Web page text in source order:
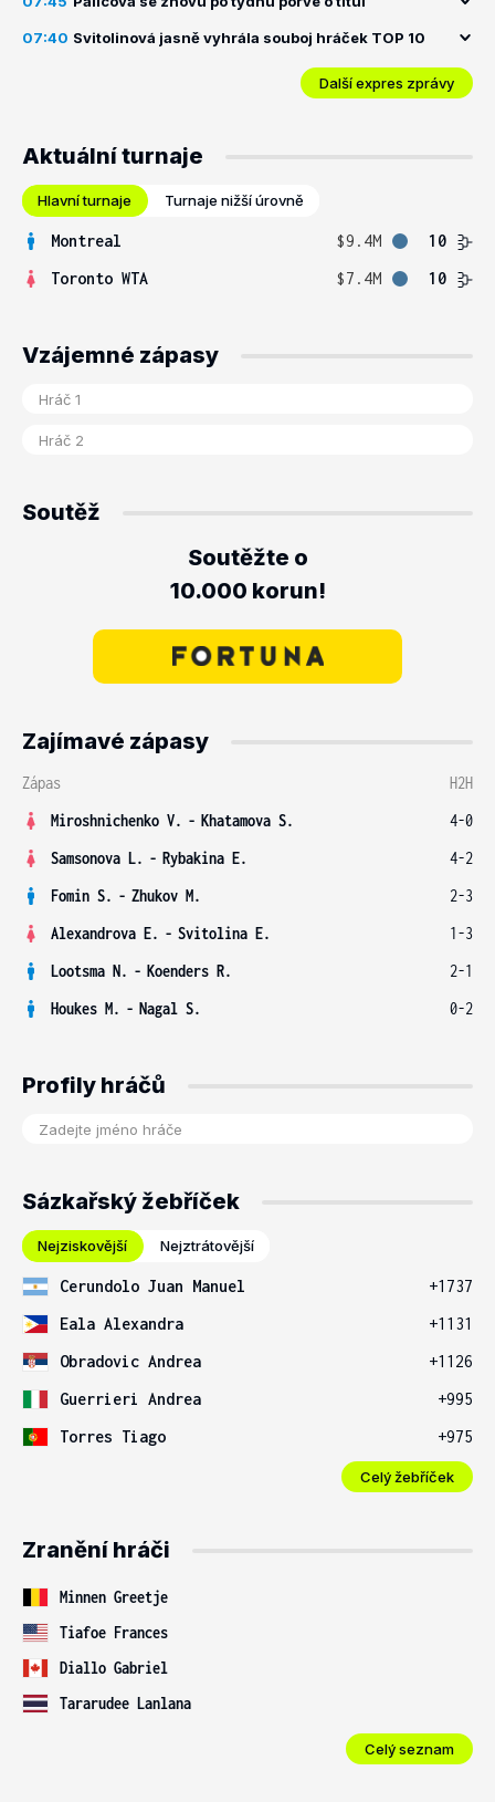
07:40 Svitolinová jasně vyhrála souboj hráček TOP 10
Další expres zprávy
Aktuální turnaje
Hlavní turnaje Turnaje nižší úrovně
Montreal $9.4M
10
Toronto WTA
$7.4M 10
Vzájemné zápasy
Soutěž
Soutěžte o
10.000 korun!
Zajímavé zápasy
Zápas
H2H
Miroshnichenko V. - Khatamova S.
4-0
Samsonova L. - Rybakina E.
4-2
Fomin S. - Zhukov M.
2-3
Alexandrova E. - Svitolina E.
1-3
Lootsma N. - Koenders R.
2-1
Houkes M. - Nagal S. 0-2
Profily hráčů
Sázkařský žebříček
Nejziskovější Nejztrátovější
Cerundolo Juan Manuel
+1737
Eala Alexandra
+1131
Obradovic Andrea
+1126
Guerrieri Andrea
+995
Torres Tiago
+975
Celý žebříček
Zranění hráči
Minnen Greetje
Tiafoe Frances
Diallo Gabriel
Tararudee Lanlana
Celý seznam